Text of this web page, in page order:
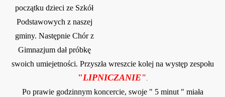
początku dzieci ze Szkół
Podstawowych z naszej
gminy. Następnie Chór z
Gimnazjumdał próbkę
swoich umiejetności. Przyszła wreszcie kolej na występ zespołu
"LIPNICZANIE".
Po prawie godzinnym koncercie, swoje " 5 minut " miała